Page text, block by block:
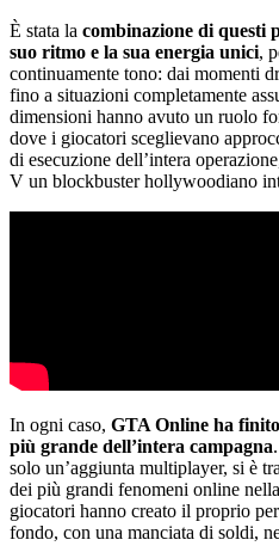
È stata la combinazione di questi
suo ritmo e la sua energia unici,
continuamente tono: dai momenti
fino a situazioni completamente
dimensioni hanno avuto un ruolo
dove i giocatori sceglievano
di esecuzione dell’intera
V un blockbuster hollywoodiano
In ogni caso, GTA Online ha
più grande dell’intera campagna
solo un’aggiunta multiplayer, si è
dei più grandi fenomeni online
giocatori hanno creato il proprio
fondo, con una manciata di soldi,